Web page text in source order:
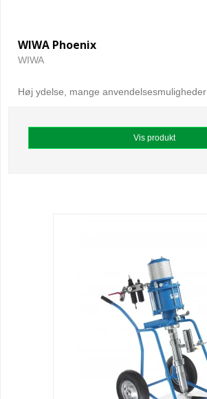
WIWA Phoenix
WIWA
Høj ydelse, mange anvendelsesmuligheder
Vis produkt